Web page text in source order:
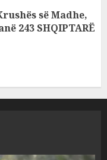
së Madhe,
243 SHQIPTARË